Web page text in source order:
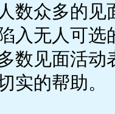
数众多的
入无人可
数见面活
实的帮助。